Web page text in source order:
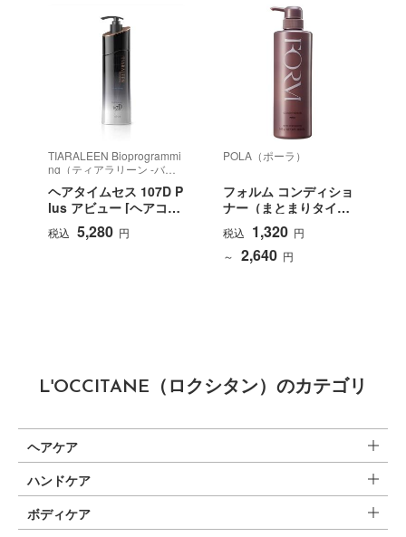
TIARALEEN Bioprogrammi
ng（ティアラリーン -バイ
ヘアタイムセス 107D P
lus アビュー [ヘアコン
ディショナー]
税込 5,280 円
POLA（ポーラ）
フォルム コンディショ
ナー（まとまりタイ
プ）
税込 1,320 円
～ 2,640 円
L'OCCITANE（ロクシタン）のカテゴリ
ヘアケア
ハンドケア
ボディケア